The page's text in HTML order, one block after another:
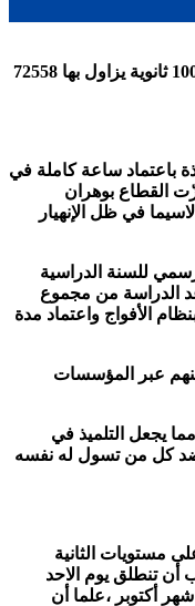
يلتحق نهار اليوم 398099 تلميذ بمقاعد الدراسة بوهران موزعين على 900 مؤسسة تربوية، منها 600 مدرسة إبتدائية، ستضم 202254 تلميذ، و200 متوسطة سيتمدرس بها 137112 تلميذ، و 100 ثانوية يزاول بها 72558
باعتماد ساعة كاملة في
هزّت القطاع بوهران
في ظل الإنهيار
الإنطلاق الرسمي للسنة الدراسية
لأول مرة بمقاعد الدراسة من مجموع
الدراسة بنظام الأفواج واعتماد مدة
و تعيينهم عبر المؤسسات
مستغلة لخدمة المتمدرسين مما يجعل التلميذ في
ضد كل من تسول له نفسه
مستويات الثانية
أن تنطلق يوم الاحد
أكتوبر ،علما أن